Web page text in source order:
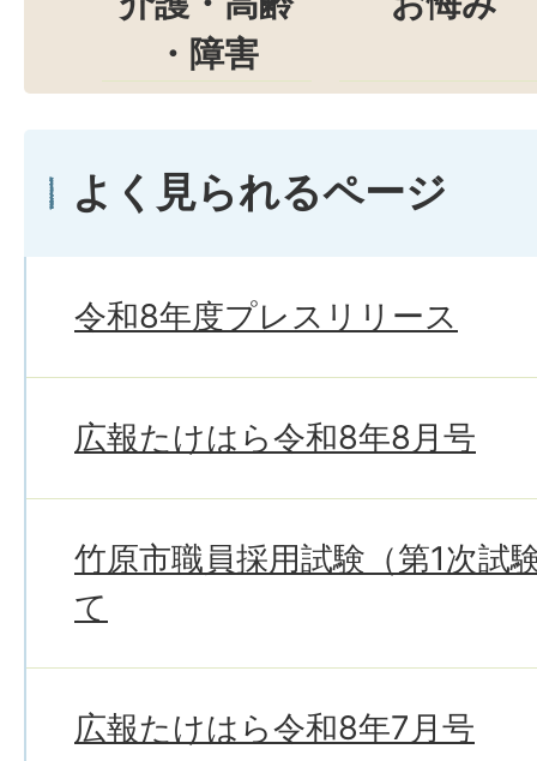
・障害
よく見られるページ
令和8年度プレスリリース
広報たけはら令和8年8月号
竹原市職員採用試験（第1次試
て
広報たけはら令和8年7月号